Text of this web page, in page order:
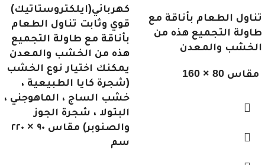
تناول الطعام بأناقة مع
طاولة التجميع هذه من
الخشب والمعدن
مقاس 80 × 160
كهربائي(ايلكتروستاتيك)
قوي وثابت تناول الطعام
بأناقة مع طاولة التجميع
هذه من الخشب والمعدن
يمكنك اختيار نوع الخشب
(شجرة كايا الطبيعية ،
خشب الساج ، الماهوجني ،
البتولا ، شجرة الجوز
والصنوبر) مقاس ٩٠ × ٢٢٠
سم